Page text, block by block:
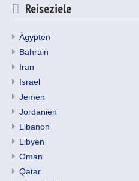
Über uns
Kontakt
Reiseziele
Ägypten
Bahrain
Iran
Israel
Jemen
Jordanien
Libanon
Libyen
Oman
Qatar